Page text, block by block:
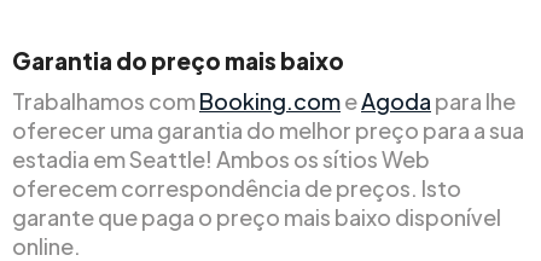
Garantia do preço mais baixo
Trabalhamos comBooking.comeAgoda para lhe
oferecer uma garantia do melhor preço para a sua
estadia em Seattle! Ambos os sítios Web
oferecem correspondência de preços. Isto
garante que paga o preço mais baixo disponível
online.